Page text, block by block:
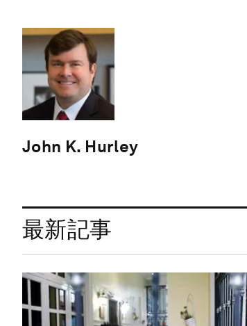
John K. Hurley
最新記事